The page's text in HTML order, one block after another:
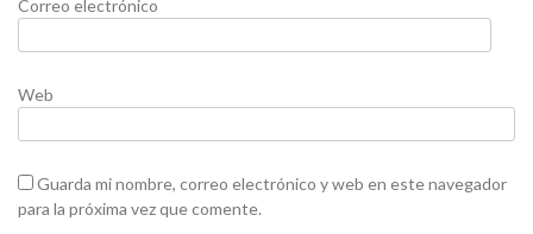
Correo electrónico
Web
Guarda mi nombre, correo electrónico y web en este navegador
para la próxima vez que comente.